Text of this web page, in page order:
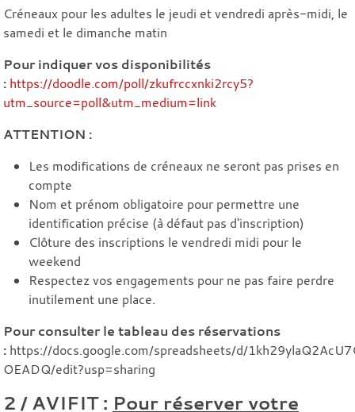
Créneaux pour les adultes le jeudi et vendredi après-midi, le
samedi et le dimanche matin
Pour indiquer vos disponibilités
: https://doodle.com/poll/zkufrccxnki2rcy5?
utm_source=poll&utm_medium=link
ATTENTION :
Les modifications de créneaux ne seront pas prises en
compte
Nom et prénom obligatoire pour permettre une
identification précise (à défaut pas d'inscription)
Clôture des inscriptions le vendredi midi pour le
weekend
Respectez vos engagements pour ne pas faire perdre
inutilement une place.
Pour consulter le tableau des réservations
: https://docs.google.com/spreadsheets/d/
OEADQ/edit?usp=sharing
2 / AVIFIT : Pour réserver votre